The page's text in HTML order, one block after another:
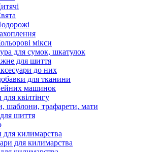
мікси
для сумок, шкатулок
для шиття
до них
для тканини
машинок
квілтінгу
шаблони, трафарети, мати
шиття
килимарства
для килимарства